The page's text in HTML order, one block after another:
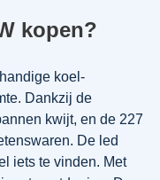
kopen?
koel-
Dankzij de
kwijt, en de 227
De led
iets te vinden. Met